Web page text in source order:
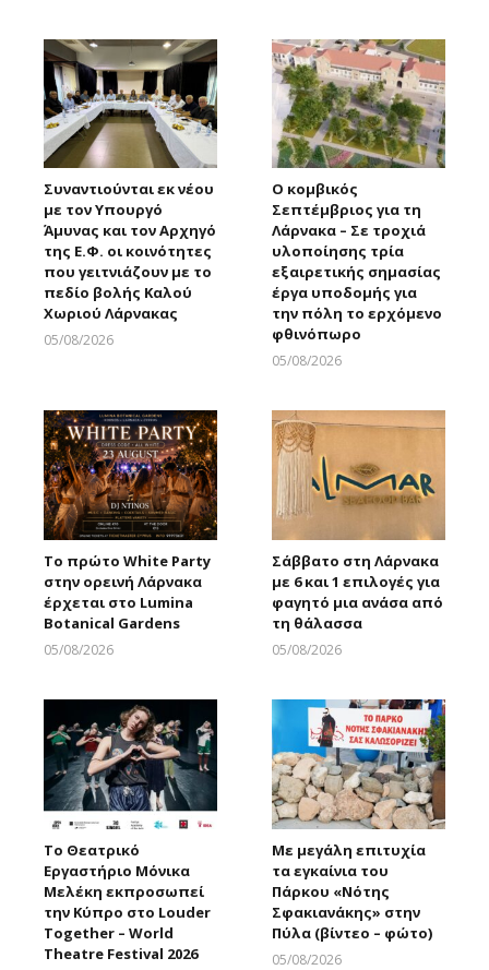
Συναντιούνται εκ νέου
με τον Υπουργό
Άμυνας και τον Αρχηγό
της Ε.Φ. οι κοινότητες
που γειτνιάζουν με το
πεδίο βολής Καλού
Χωριού Λάρνακας
05/08/2026
Ο κομβικός
Σεπτέμβριος για τη
Λάρνακα – Σε τροχιά
υλοποίησης τρία
εξαιρετικής σημασίας
έργα υποδομής για
την πόλη το ερχόμενο
φθινόπωρο
05/08/2026
Το πρώτο White Party
στην ορεινή Λάρνακα
έρχεται στο Lumina
Botanical Gardens
05/08/2026
Σάββατο στη Λάρνακα
με 6 και 1 επιλογές για
φαγητό μια ανάσα από
τη θάλασσα
05/08/2026
Το Θεατρικό
Εργαστήριο Μόνικα
Μελέκη εκπροσωπεί
την Κύπρο στο Louder
Together – World
Theatre Festival 2026
Με μεγάλη επιτυχία
τα εγκαίνια του
Πάρκου «Νότης
Σφακιανάκης» στην
Πύλα (βίντεο – φώτο)
05/08/2026